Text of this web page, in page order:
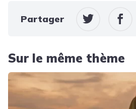
Partager
Sur le même thème